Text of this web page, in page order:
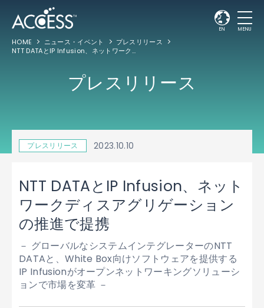
EN MENU
HOME ニュース・イベント
プレスリリース
NTT DATAとIP Infusion、ネットワークディスアグリゲーションの推進で提携
プレスリリース
プレスリリース 2023.10.10
NTT DATAとIP Infusion、ネット
ワークディスアグリゲーション
の推進で提携
－ グローバルなシステムインテグレーターのNTT
DATAと、White Box向けソフトウェアを提供する
IP Infusionがオープンネットワーキングソリューシ
ョンで市場を変革 －